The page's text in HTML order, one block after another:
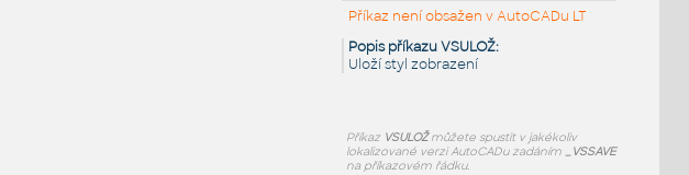
Příkaz není obsažen v AutoCADu LT
Popis příkazu VSULOŽ:
Uloží styl zobrazení
Příkaz VSULOŽmůžete spustit v jakékoliv
lokalizované verzi AutoCADu zadáním _VSSAVE
na příkazovém řádku.